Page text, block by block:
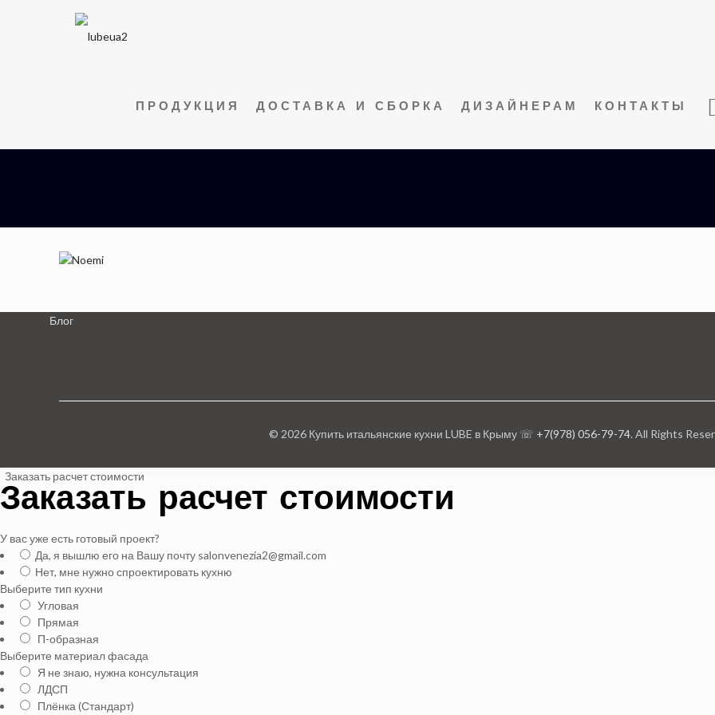
ПРОДУКЦИЯ ДОСТАВКА И СБОРКА ДИЗАЙНЕРАМ КОНТАКТЫ
Блог
© 2026 Купить итальянские кухни LUBE в Крыму ☏ +7(978) 056-79-74. All Rights
Заказать расчет стоимости
Заказать расчет стоимости
У вас уже есть готовый проект?
Да, я вышлю его на Вашу почту salonvenezia2@gmail.com
Нет, мне нужно спроектировать кухню
Выберите тип кухни
Угловая
Прямая
П-образная
Выберите материал фасада
Я не знаю, нужна консультация
ЛДСП
Плёнка (Стандарт)